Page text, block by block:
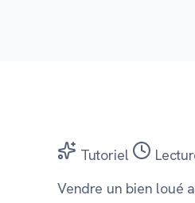
Tutoriel
Vendre un bien loué